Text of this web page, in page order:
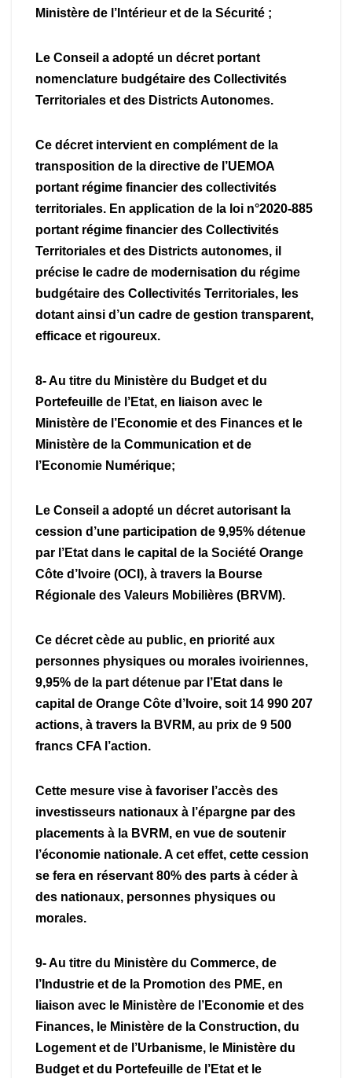
Ministère de l’Intérieur et de la Sécurité ;
Le Conseil a adopté un décret portant
nomenclature budgétaire des Collectivités
Territoriales et des Districts Autonomes.
Ce décret intervient en complément de la
transposition de la directive de l’UEMOA
portant régime financier des collectivités
territoriales. En application de la loi n°2020-885
portant régime financier des Collectivités
Territoriales et des Districts autonomes, il
précise le cadre de modernisation du régime
budgétaire des Collectivités Territoriales, les
dotant ainsi d’un cadre de gestion transparent,
efficace et rigoureux.
8- Au titre du Ministère du Budget et du
Portefeuille de l’Etat, en liaison avec le
Ministère de l’Economie et des Finances et le
Ministère de la Communication et de
l’Economie Numérique;
Le Conseil a adopté un décret autorisant la
cession d’une participation de 9,95% détenue
par l’Etat dans le capital de la Société Orange
Côte d’Ivoire (OCI), à travers la Bourse
Régionale des Valeurs Mobilières (BRVM).
Ce décret cède au public, en priorité aux
personnes physiques ou morales ivoiriennes,
9,95% de la part détenue par l’Etat dans le
capital de Orange Côte d’Ivoire, soit 14 990 207
actions, à travers la BVRM, au prix de 9 500
francs CFA l’action.
Cette mesure vise à favoriser l’accès des
investisseurs nationaux à l’épargne par des
placements à la BVRM, en vue de soutenir
l’économie nationale. A cet effet, cette cession
se fera en réservant 80% des parts à céder à
des nationaux, personnes physiques ou
morales.
9- Au titre du Ministère du Commerce, de
l’Industrie et de la Promotion des PME, en
liaison avec le Ministère de l’Economie et des
Finances, le Ministère de la Construction, du
Logement et de l’Urbanisme, le Ministère du
Budget et du Portefeuille de l’Etat et le